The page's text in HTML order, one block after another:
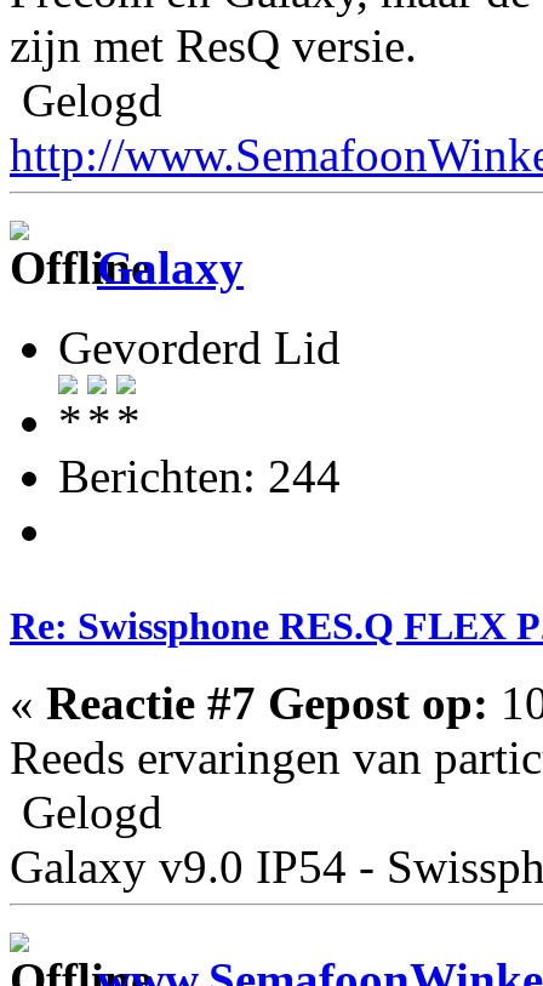
zijn met ResQ versie.
Gelogd
http://
Galaxy
Gevorderd Lid
Berichten: 244
Re: Swissphone RES.Q FLEX
« Reactie #7 Gepost op:
Reeds ervaringen van
Gelogd
Galaxy v9.0 IP54 -